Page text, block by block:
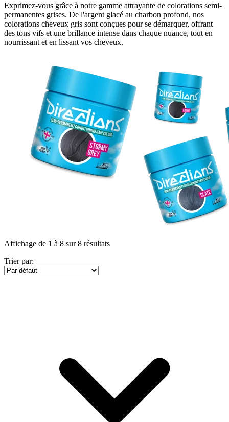
Exprimez-vous grâce à notre gamme attrayante de colorations semi-
permanentes grises. De l'argent glacé au charbon profond, nos
colorations cheveux gris sont conçues pour se démarquer, offrant
des tons vifs et une brillance intense dans chaque nuance, tout en
nourrissant et en lissant vos cheveux.
Affichage de 1 à 8 sur 8 résultats
Trier par: